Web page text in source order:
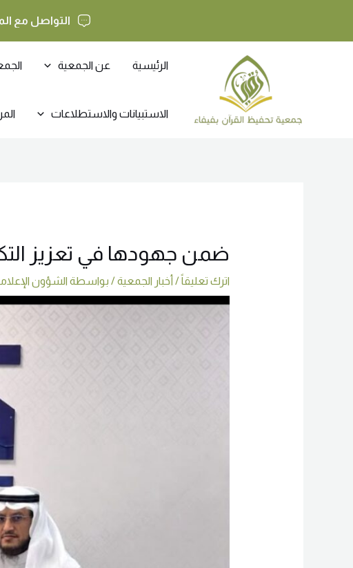
التواصل مع
الرئيسية
عن الجمعية
الاستبيانات والاستطلاعات
ضمن جهودها في تعزيز
اترك تعليقاً/ أخبار الجمعية/ بواسطة الشؤون
navigation